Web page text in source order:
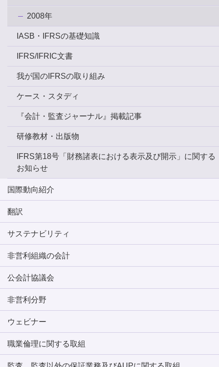
2008年
IASB・IFRSの基礎知識
IFRS/IFRIC文書
我が国のIFRSの取り組み
ケース・スタディ
『会計・監査ジャーナル』掲載記事
研修教材・出版物
IFRS第18号「財務諸表における表示及び開示」に関する
お知らせ
国際動向紹介
翻訳
サステナビリティ
非営利組織の会計
公会計協議会
非営利分野
ウェビナー
職業倫理に関する取組